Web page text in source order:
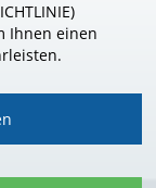
widerrufen
Ihnen einen